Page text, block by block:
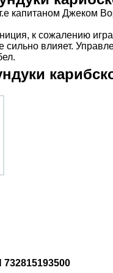
капитаном Джеком
к сожалению
сильно влияет.